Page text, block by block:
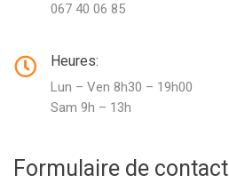
067 40 06 85
Heures:
Lun – Ven 8h30 – 19h00
Sam 9h – 13h
Formulaire de contact